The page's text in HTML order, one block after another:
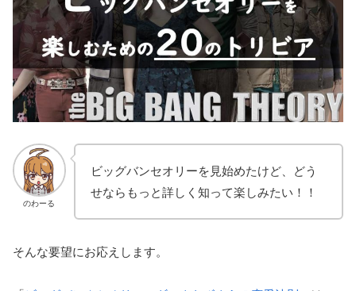
のわーる
ビッグバンセオリーを見始めたけど、どう
せならもっと詳しく知って楽しみたい！！
そんな要望にお応えします。